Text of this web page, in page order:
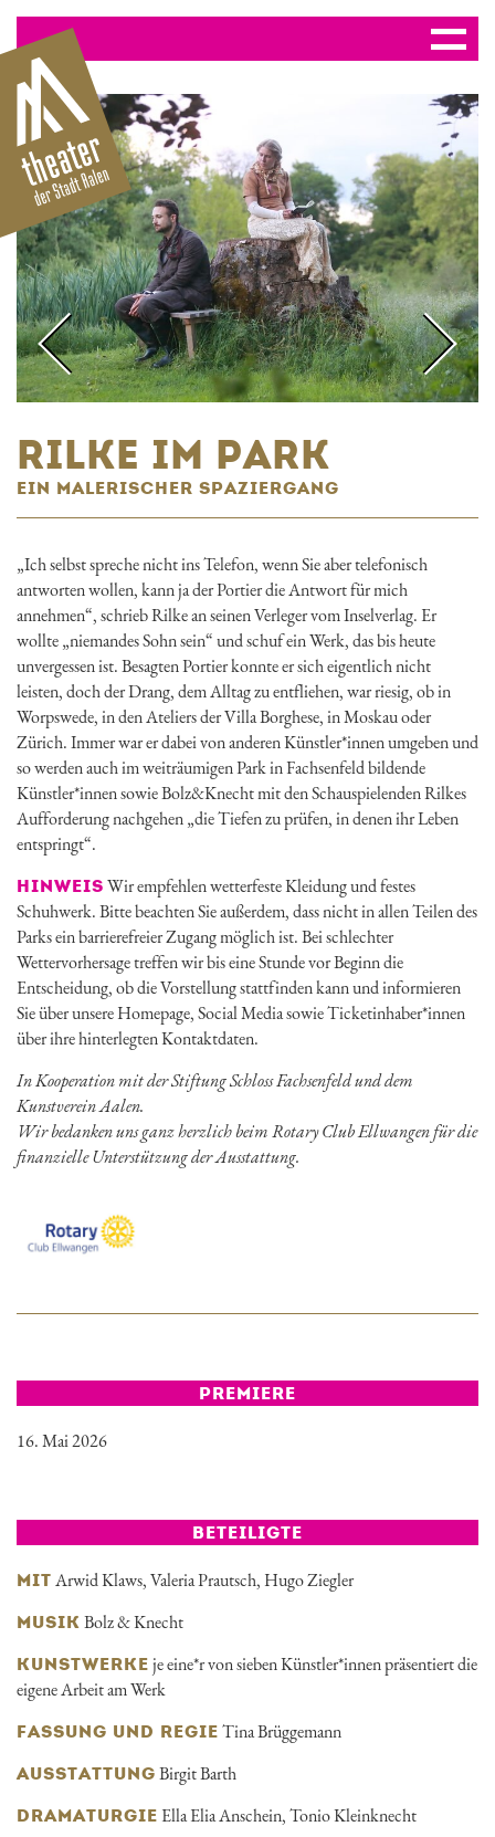
RILKE IM PARK
EIN MALERISCHER SPAZIERGANG
„Ich selbst spreche nicht ins Telefon, wenn Sie aber telefonisch
antworten wollen, kann ja der Portier die Antwort für mich
annehmen“, schrieb Rilke an seinen Verleger vom Inselverlag. Er
wollte „niemandes Sohn sein“ und schuf ein Werk, das bis heute
unvergessen ist. Besagten Portier konnte er sich eigentlich nicht
leisten, doch der Drang, dem Alltag zu entfliehen, war riesig, ob in
Worpswede, in den Ateliers der Villa Borghese, in Moskau oder
Zürich. Immer war er dabei von anderen Künstler*innen umgeben und
so werden auch im weiträumigen Park in Fachsenfeld bildende
Künstler*innen sowie Bolz&Knecht mit den Schauspielenden Rilkes
Aufforderung nachgehen „die Tiefen zu prüfen, in denen ihr Leben
entspringt“.
HINWEIS Wir empfehlen wetterfeste Kleidung und festes
Schuhwerk. Bitte beachten Sie außerdem, dass nicht in allen Teilen des
Parks ein barrierefreier Zugang möglich ist. Bei schlechter
Wettervorhersage treffen wir bis eine Stunde vor Beginn die
Entscheidung, ob die Vorstellung stattfinden kann und informieren
Sie über unsere Homepage, Social Media sowie Ticketinhaber*innen
über ihre hinterlegten Kontaktdaten.
In Kooperation mit der Stiftung Schloss Fachsenfeld und dem
Kunstverein Aalen.
Wir bedanken uns ganz herzlich beim Rotary Club Ellwangen für die
finanzielle Unterstützung der Ausstattung.
PREMIERE
16. Mai 2026
BETEILIGTE
MIT Arwid Klaws,Valeria Prautsch,Hugo Ziegler
MUSIK Bolz & Knecht
KUNSTWERKE je eine*r von sieben Künstler*innen präsentiert die
eigene Arbeit am Werk
FASSUNG UND REGIE Tina Brüggemann
AUSSTATTUNG Birgit Barth
DRAMATURGIE Ella Elia Anschein,Tonio Kleinknecht